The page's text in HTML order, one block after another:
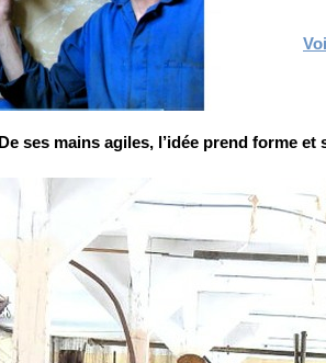
De ses mains agiles, l’idée prend forme